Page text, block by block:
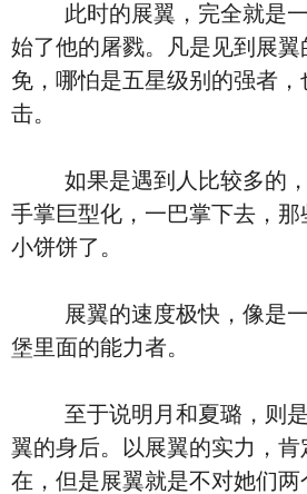
此时的展翼，完全就是一
始了他的屠戮。凡是见到展
免，哪怕是五星级别的强者
击。
如果是遇到人比较多的，
手掌巨型化，一巴掌下去，那
小饼饼了。
展翼的速度极快，像是一
堡里面的能力者。
至于说明月和夏璐，则是
翼的身后。以展翼的实力，
在，但是展翼就是不对她们两